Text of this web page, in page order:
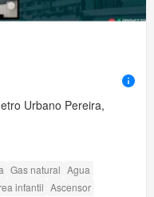
Urbano Pereira,
Gas natural Agua
infantil Ascensor